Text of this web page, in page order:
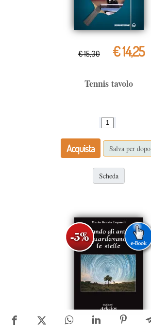
€ 15,00 € 14,25
Tennis tavolo
Acquista Salva per dopo
Scheda